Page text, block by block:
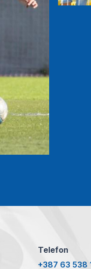
Telefon
+387 63 538